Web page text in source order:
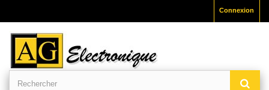
Connexion